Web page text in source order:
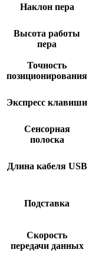
Наклон пера
Высота работы
пера
Точность
позиционирования
Экспресс клавиши
Сенсорная
полоска
Длина кабеля USB
Подставка
Скорость
передачи данных